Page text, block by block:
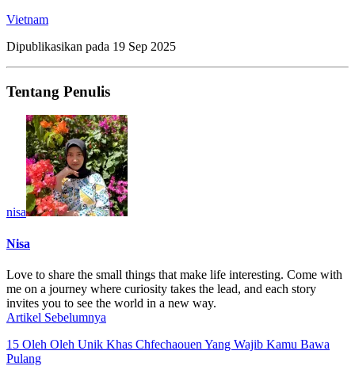
Vietnam
Dipublikasikan pada 19 Sep 2025
Tentang Penulis
nisa
Nisa
Love to share the small things that make life interesting. Come with
me on a journey where curiosity takes the lead, and each story
invites you to see the world in a new way.
Artikel Sebelumnya
15 Oleh Oleh Unik Khas Chfechaouen Yang Wajib Kamu Bawa
Pulang